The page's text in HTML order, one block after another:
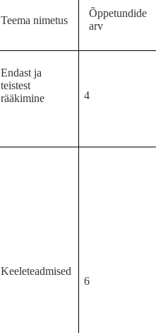
Teema nimetus
Õppetundide
arv
Endast ja
teistest
rääkimine
4
Keeleteadmised
6